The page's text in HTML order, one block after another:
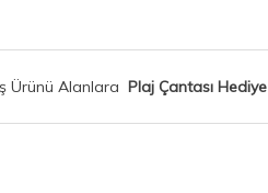
Ürünü Alanlara Plaj Çantası Hediye